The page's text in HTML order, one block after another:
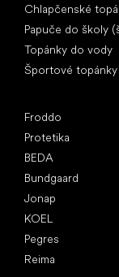
Chlapčenské
Papuče do školy
Topánky do vody
Športové topánky
Froddo
Protetika
BEDA
Bundgaard
Jonap
KOEL
Pegres
Reima